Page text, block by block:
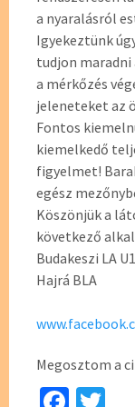
a nyaralásról
Igyekeztünk
tudjon
a mérkőzés
jeleneteket az
Fontos
kiemelkedő
figyelmet!
egész
Köszönjük a
következő
Budakeszi LA
Hajrá BLA
Megosztom a